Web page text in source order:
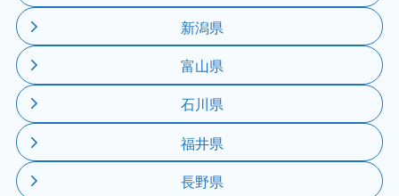
新潟県
富山県
石川県
福井県
長野県